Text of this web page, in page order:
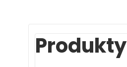
Produkty